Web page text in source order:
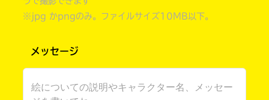
※jpg かpngのみ。ファイルサイズ10MB以下。
メッセージ